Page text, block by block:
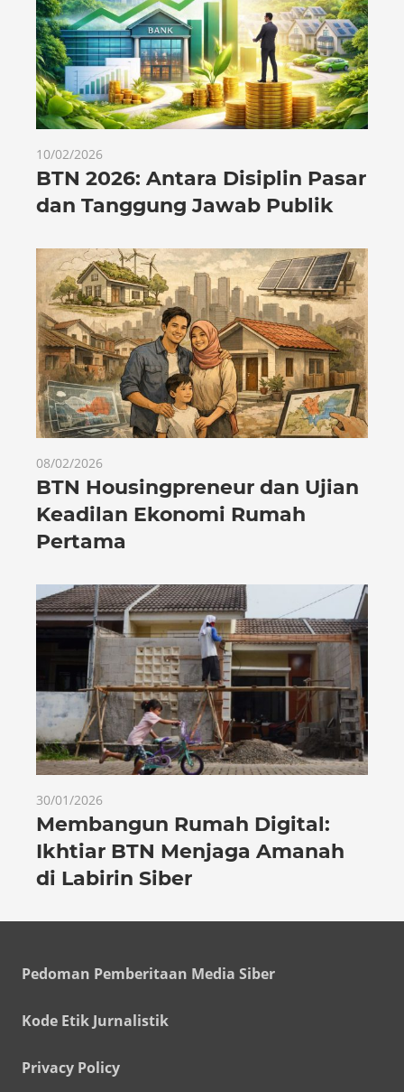
10/02/2026
BTN 2026: Antara Disiplin Pasar
dan Tanggung Jawab Publik
08/02/2026
BTN Housingpreneur dan Ujian
Keadilan Ekonomi Rumah
Pertama
30/01/2026
Membangun Rumah Digital:
Ikhtiar BTN Menjaga Amanah
di Labirin Siber
Pedoman Pemberitaan Media Siber
Kode Etik Jurnalistik
Privacy Policy